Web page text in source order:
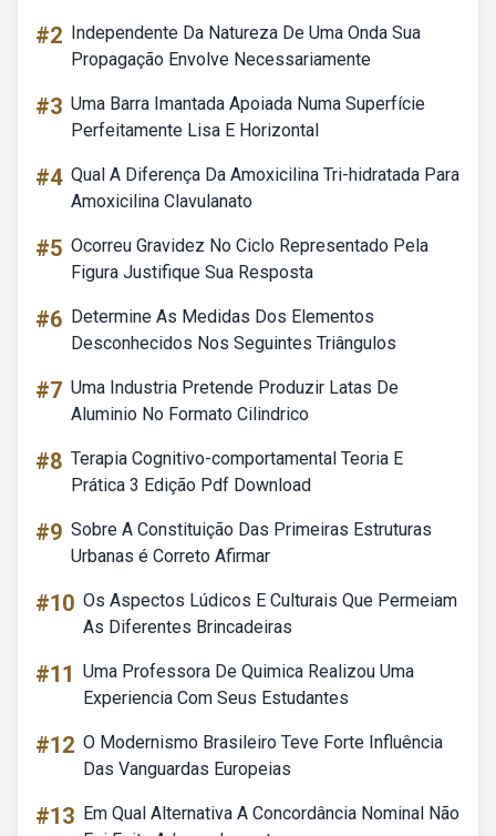
#2 Independente Da Natureza De Uma Onda Sua
Propagação Envolve Necessariamente
#3 Uma Barra Imantada Apoiada Numa Superfície
Perfeitamente Lisa E Horizontal
#4 Qual A Diferença Da Amoxicilina Tri-hidratada Para
Amoxicilina Clavulanato
#5 Ocorreu Gravidez No Ciclo Representado Pela
Figura Justifique Sua Resposta
#6 Determine As Medidas Dos Elementos
Desconhecidos Nos Seguintes Triângulos
#7 Uma Industria Pretende Produzir Latas De
Aluminio No Formato Cilindrico
#8 Terapia Cognitivo-comportamental Teoria E
Prática 3 Edição Pdf Download
#9 Sobre A Constituição Das Primeiras Estruturas
Urbanas é Correto Afirmar
#10 Os Aspectos Lúdicos E Culturais Que Permeiam
As Diferentes Brincadeiras
#11 Uma Professora De Quimica Realizou Uma
Experiencia Com Seus Estudantes
#12 O Modernismo Brasileiro Teve Forte Influência
Das Vanguardas Europeias
#13 Em Qual Alternativa A Concordância Nominal Não